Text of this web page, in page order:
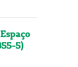
5)